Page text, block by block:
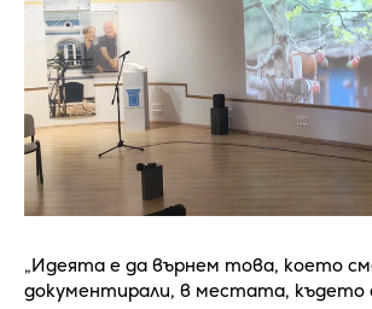
„Идеята е да върнем това, което
документирали, в местата, където